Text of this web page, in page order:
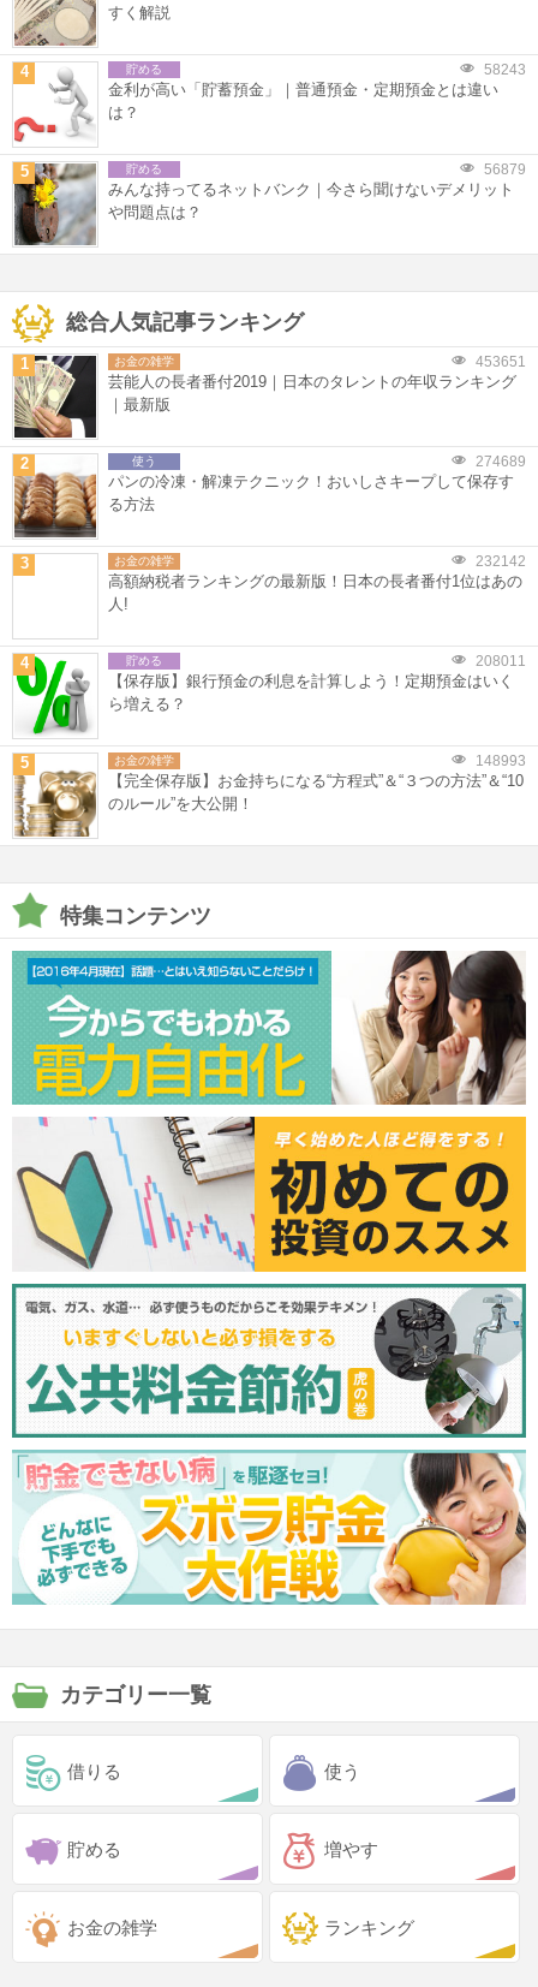
すく解説
4 貯める 58243
金利が高い「貯蓄預金」｜普通預金・定期預金とは違い
は？
5 貯める 56879
みんな持ってるネットバンク｜今さら聞けないデメリット
や問題点は？
総合人気記事ランキング
1 お金の雑学 453651
芸能人の長者番付2019｜日本のタレントの年収ランキング
｜最新版
2 使う 274689
パンの冷凍・解凍テクニック！おいしさキープして保存す
る方法
3 お金の雑学 232142
高額納税者ランキングの最新版！日本の長者番付1位はあの
人!
4 貯める 208011
【保存版】銀行預金の利息を計算しよう！定期預金はいく
ら増える？
5 お金の雑学 148993
【完全保存版】お金持ちになる“方程式”＆“３つの方法”＆“10
のルール”を大公開！
特集コンテンツ
カテゴリー一覧
借りる 使う
貯める 増やす
お金の雑学 ランキング